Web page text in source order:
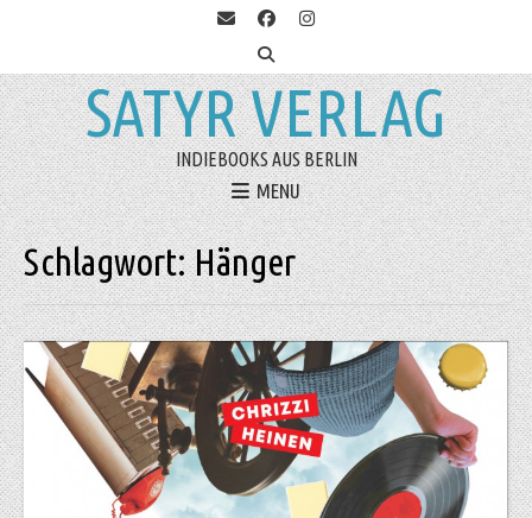
SATYR VERLAG
INDIEBOOKS AUS BERLIN
MENU
Schlagwort:Hänger